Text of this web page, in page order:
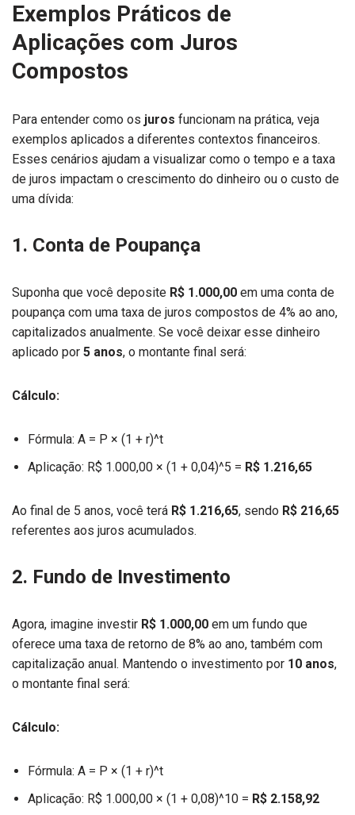
Exemplos Práticos de
Aplicações com Juros
Compostos
Para entender como os juros funcionam na prática, veja
exemplos aplicados a diferentes contextos financeiros.
Esses cenários ajudam a visualizar como o tempo e a taxa
de juros impactam o crescimento do dinheiro ou o custo de
uma dívida:
1. Conta de Poupança
Suponha que você deposite R$ 1.000,00 em uma conta de
poupança com uma taxa de juros compostos de 4% ao ano,
capitalizados anualmente. Se você deixar esse dinheiro
aplicado por 5 anos, o montante final será:
Cálculo:
Fórmula: A = P × (1 + r)^t
Aplicação: R$ 1.000,00 × (1 + 0,04)^5 = R$ 1.216,65
Ao final de 5 anos, você terá R$ 1.216,65, sendo R$ 216,65
referentes aos juros acumulados.
2. Fundo de Investimento
Agora, imagine investir R$ 1.000,00 em um fundo que
oferece uma taxa de retorno de 8% ao ano, também com
capitalização anual. Mantendo o investimento por 10 anos,
o montante final será:
Cálculo:
Fórmula: A = P × (1 + r)^t
Aplicação: R$ 1.000,00 × (1 + 0,08)^10 = R$ 2.158,92